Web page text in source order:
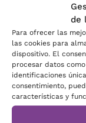
de
Para ofrecer las
las cookies para
dispositivo. El
procesar datos
identificaciones
consentimiento,
características y
de nuestros
Marketing
trabajamos
en España y el
nuestro
prácticamente
¿Conocemos